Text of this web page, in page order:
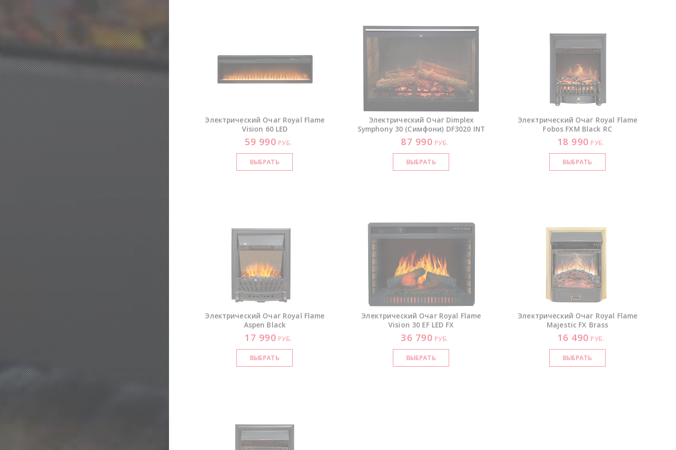
Электрический Очаг Royal Flame
Vision 60 LED
59 990 РУБ.
Электрический Очаг Dimplex
Symphony 30 (Симфони) DF3020 INT
87 990 РУБ.
Электрический Очаг Royal Flame
Fobos FXM Black RC
18 990 РУБ.
Электрический Очаг Royal Flame
Aspen Black
17 990 РУБ.
Электрический Очаг Royal Flame
Vision 30 EF LED FX
36 790 РУБ.
Электрический Очаг Royal Flame
Majestic FX Brass
16 490 РУБ.